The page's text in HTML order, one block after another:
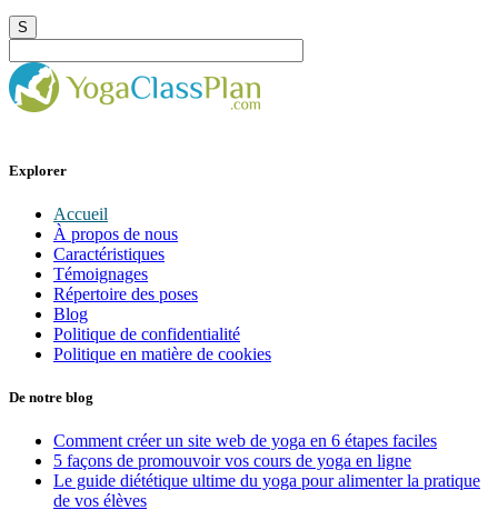
Explorer
Accueil
À propos de nous
Caractéristiques
Témoignages
Répertoire des poses
Blog
Politique de confidentialité
Politique en matière de cookies
De notre blog
Comment créer un site web de yoga en 6 étapes faciles
5 façons de promouvoir vos cours de yoga en ligne
Le guide diététique ultime du yoga pour alimenter la pratique
de vos élèves